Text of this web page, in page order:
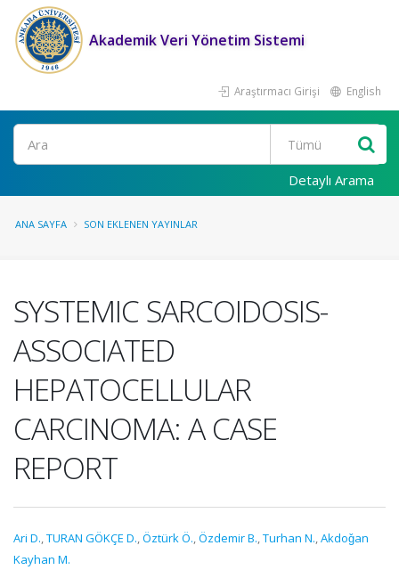
Akademik Veri Yönetim Sistemi
Araştırmacı Girişi English
Ara
Detaylı Arama
ANA SAYFA SON EKLENEN YAYINLAR
SYSTEMIC SARCOIDOSIS-
ASSOCIATED
HEPATOCELLULAR
CARCINOMA: A CASE
REPORT
Ari D.,TURAN GÖKÇE D.,Öztürk Ö.,Özdemir B.,Turhan N.,Akdoǧan
Kayhan M.